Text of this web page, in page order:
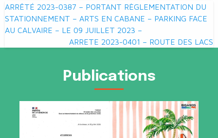
Navigation
de
l’article
ARRÊTÉ 2023-0387 – PORTANT RÈGLEMENTATION DU
STATIONNEMENT – ARTS EN CABANE – PARKING FACE
AU CALVAIRE – LE 09 JUILLET 2023 –
ARRETE 2023-0401 – ROUTE DES LACS
Publications